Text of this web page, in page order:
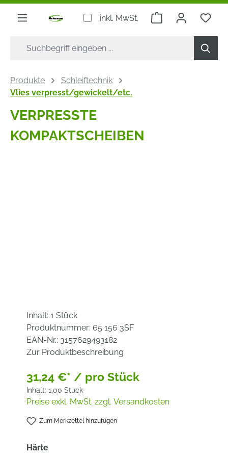
springen
inkl. MwSt. Warenkorb
Produkte
Schleiftechnik
Vlies verpresst/gewickelt/etc.
VERPRESSTE
KOMPAKTSCHEIBEN
Inhalt: 1 Stück
Produktnummer: 65 156 3SF
EAN-Nr.: 3157629493182
Zur Produktbeschreibung
31,24 €* / pro Stück
Inhalt: 1,00 Stück
Preise exkl. MwSt. zzgl. Versandkosten
Zum Merkzettel hinzufügen
Härteauswählen